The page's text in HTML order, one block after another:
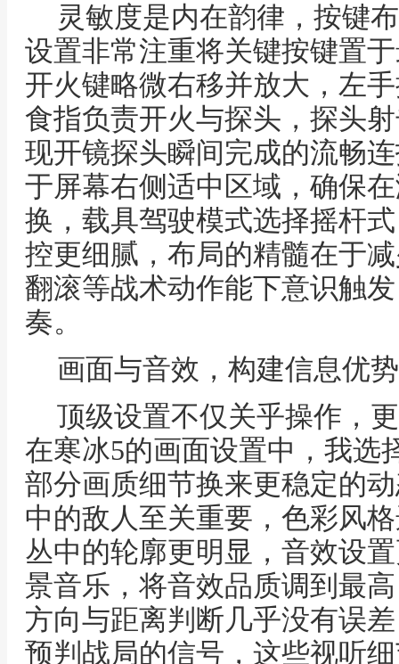
灵敏度是内在韵律，按键
设置非常注重将关键按键置
开火键略微右移并放大，左
食指负责开火与探头，探头
现开镜探头瞬间完成的流畅
于屏幕右侧适中区域，确保
换，载具驾驶模式选择摇杆
控更细腻，布局的精髓在于
翻滚等战术动作能下意识触
奏。
画面与音效，构建信息优势
顶级设置不仅关乎操作，
在寒冰5的画面设置中，我选
部分画质细节换来更稳定的
中的敌人至关重要，色彩风
丛中的轮廓更明显，音效设
景音乐，将音效品质调到最
方向与距离判断几乎没有误
预判战局的信号，这些视听